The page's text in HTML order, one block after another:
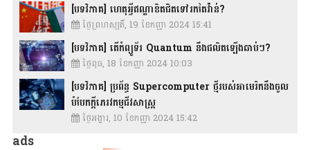
[បទវិភាគ] ហេតុអ្វីឥណ្ឌាខិតជិតទៅរកតៃវ៉ាន់?
ថ្ងៃព្រហស្បតិ៍, 19 ខែកញ្ញា 2024 15:41
[បទវិភាគ] តើកំព្យូទ័រ Quantum នឹងផលិតឡើងឆាប់ៗ?
ថ្ងៃពុធ, 18 ខែកញ្ញា 2024 10:03
[បទវិភាគ] ប្រព័ន្ធ Supercomputer ថ្មីរបស់អាមេរិកនឹងចូល
បំបែកក្តីភេរវកម្មជីវសាស្រ្ត
ថ្ងៃអង្គារ, 10 ខែកញ្ញា 2024 15:42
ads